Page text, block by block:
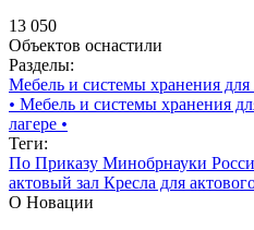
13 050
Объектов оснастили
Разделы:
Мебель и системы хранения для
• Мебель и системы хранения
лагере •
Теги:
По Приказу Минобрнауки
актовый зал Кресла для
О Новации